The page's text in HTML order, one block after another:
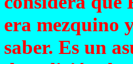
era mezquino
saber. Es un